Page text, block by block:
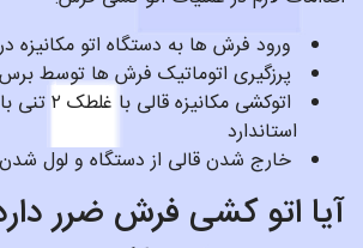
ورود فرش ها به دستگاه اتو
پرزگیری اتوماتیک فرش ها توسط
اتوکشی
استاندارد
خارج شدن قالی از دستگاه و لول
آیا اتو کشی فرش ضرر